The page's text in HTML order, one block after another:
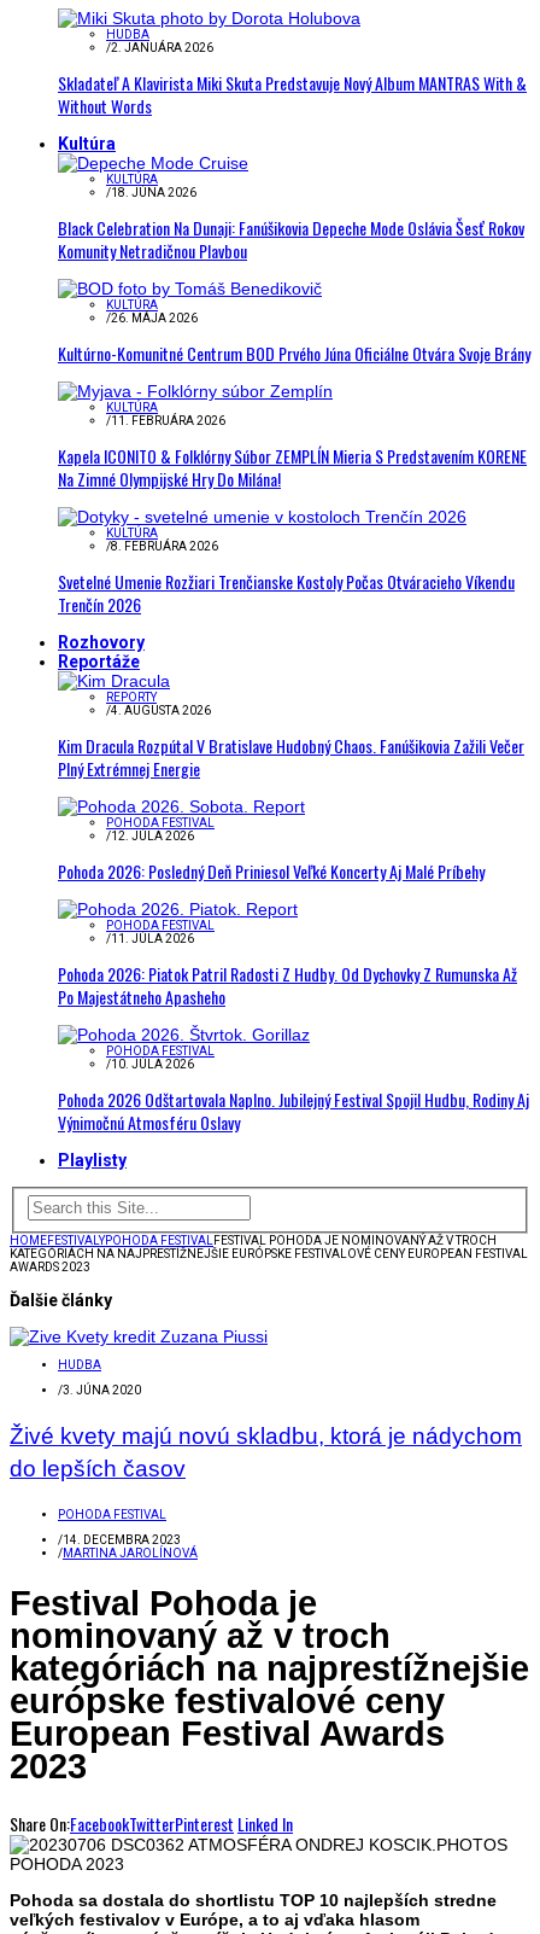
HUDBA
/2. JANUÁRA 2026
Skladateľ A Klavirista Miki Skuta Predstavuje Nový Album MANTRAS With &
Without Words
Kultúra
KULTÚRA
/18. JÚNA 2026
Black Celebration Na Dunaji: Fanúšikovia Depeche Mode Oslávia Šesť Rokov
Komunity Netradičnou Plavbou
KULTÚRA
/26. MÁJA 2026
Kultúrno-Komunitné Centrum BOD Prvého Júna Oficiálne Otvára Svoje Brány
KULTÚRA
/11. FEBRUÁRA 2026
Kapela ICONITO & Folklórny Súbor ZEMPLÍN Mieria S Predstavením KORENE
Na Zimné Olympijské Hry Do Milána!
KULTÚRA
/8. FEBRUÁRA 2026
Svetelné Umenie Rozžiari Trenčianske Kostoly Počas Otváracieho Víkendu
Trenčín 2026
Rozhovory
Reportáže
REPORTY
/4. AUGUSTA 2026
Kim Dracula Rozpútal V Bratislave Hudobný Chaos. Fanúšikovia Zažili Večer
Plný Extrémnej Energie
POHODA FESTIVAL
/12. JÚLA 2026
Pohoda 2026: Posledný Deň Priniesol Veľké Koncerty Aj Malé Príbehy
POHODA FESTIVAL
/11. JÚLA 2026
Pohoda 2026: Piatok Patril Radosti Z Hudby. Od Dychovky Z Rumunska Až
Po Majestátneho Apasheho
POHODA FESTIVAL
/10. JÚLA 2026
Pohoda 2026 Odštartovala Naplno. Jubilejný Festival Spojil Hudbu, Rodiny Aj
Výnimočnú Atmosféru Oslavy
Playlisty
HOMEFESTIVALYPOHODA FESTIVAL
FESTIVAL POHODA JE NOMINOVANÝ AŽ V TROCH
KATEGÓRIÁCH NA NAJPRESTÍŽNEJŠIE EURÓPSKE FESTIVALOVÉ CENY EUROPEAN FESTIVAL
AWARDS 2023
Ďalšie články
HUDBA
/3. JÚNA 2020
Živé kvety majú novú skladbu, ktorá je nádychom
do lepších časov
POHODA FESTIVAL
/14. DECEMBRA 2023
/MARTINA JAROLÍNOVÁ
Festival Pohoda je
nominovaný až v troch
kategóriách na najprestížnejšie
európske festivalové ceny
European Festival Awards
2023
Share On:FacebookTwitterPinterest Linked In
Pohoda sa dostala do shortlistu TOP 10 najlepších stredne
veľkých festivalov v Európe, a to aj vďaka hlasom